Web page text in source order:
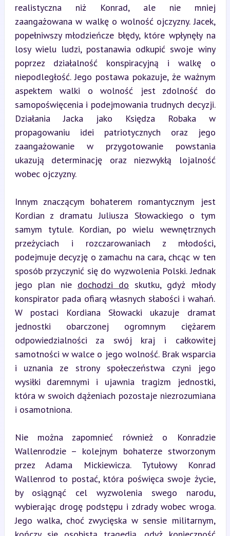
realistyczna niż Konrad, ale nie mniej
zaangażowana w walkę o wolność ojczyzny. Jacek,
popełniwszy młodzieńcze błędy, które wpłynęły na
losy wielu ludzi, postanawia odkupić swoje winy
poprzez działalność konspiracyjną i walkę o
niepodległość. Jego postawa pokazuje, że ważnym
aspektem walki o wolność jest zdolność do
samopoświęcenia i podejmowania trudnych decyzji.
Działania Jacka jako Księdza Robaka w
propagowaniu idei patriotycznych oraz jego
zaangażowanie w przygotowanie powstania
ukazują determinację oraz niezwykłą lojalność
wobec ojczyzny.
Innym znaczącym bohaterem romantycznym jest
Kordian z dramatu Juliusza Słowackiego o tym
samym tytule. Kordian, po wielu wewnętrznych
przeżyciach i rozczarowaniach z młodości,
podejmuje decyzję o zamachu na cara, chcąc w ten
sposób przyczynić się do wyzwolenia Polski. Jednak
jego plan nie dochodzi do skutku, gdyż młody
konspirator pada ofiarą własnych słabości i wahań.
W postaci Kordiana Słowacki ukazuje dramat
jednostki obarczonej ogromnym ciężarem
odpowiedzialności za swój kraj i całkowitej
samotności w walce o jego wolność. Brak wsparcia
i uznania ze strony społeczeństwa czyni jego
wysiłki daremnymi i ujawnia tragizm jednostki,
która w swoich dążeniach pozostaje niezrozumiana
i osamotniona.
Nie można zapomnieć również o Konradzie
Wallenrodzie – kolejnym bohaterze stworzonym
przez Adama Mickiewicza. Tytułowy Konrad
Wallenrod to postać, która poświęca swoje życie,
by osiągnąć cel wyzwolenia swego narodu,
wybierając drogę podstępu i zdrady wobec wroga.
Jego walka, choć zwycięska w sensie militarnym,